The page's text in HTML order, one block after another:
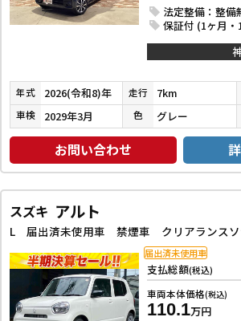
法定整備：整備
保証付 (1ヶ月
年式 2026(令和8)年 走行 7km
車検 2029年3月 色 グレー
お問い合わせ
スズキ アルト
支払総額(税込)
車両本体価格(税込)
110.1万円
届出済未使用車